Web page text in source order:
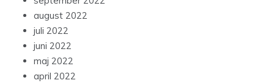
august 2022
juli 2022
juni 2022
maj 2022
april 2022